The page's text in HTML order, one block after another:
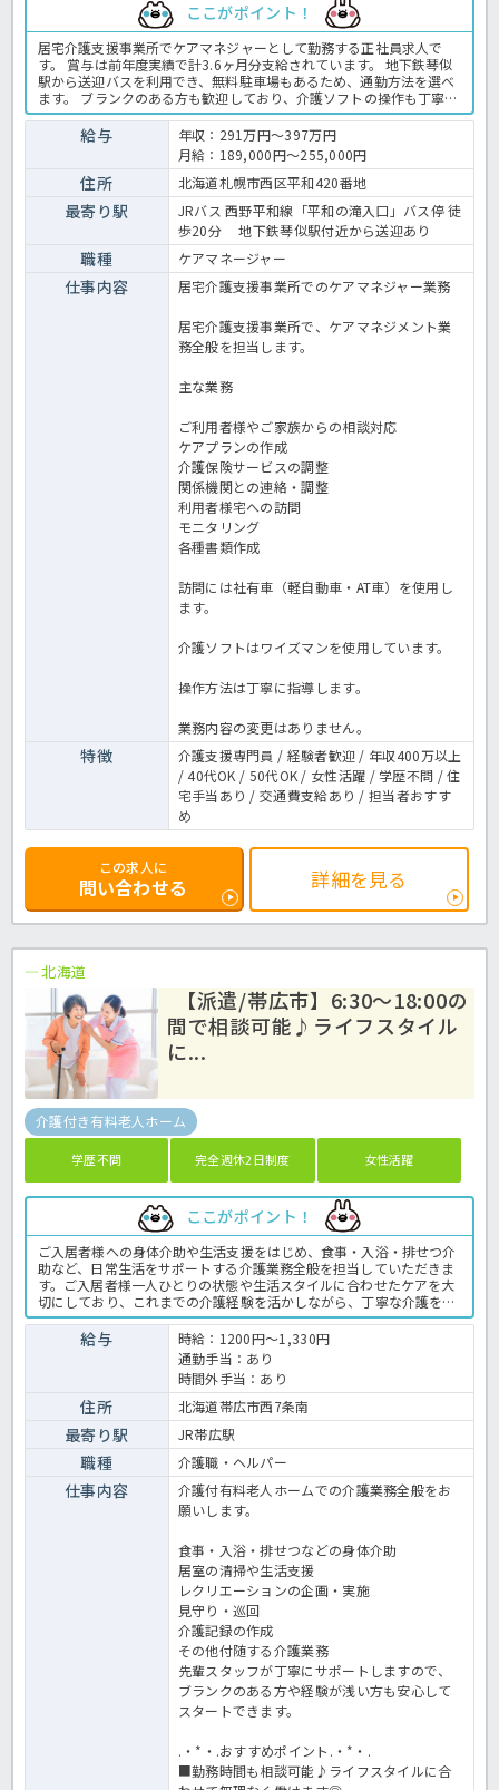
ここがポイント！
居宅介護支援事業所でケアマネジャーとして勤務する正社員求人で
す。 賞与は前年度実績で計3.6ヶ月分支給されています。 地下鉄琴似
駅から送迎バスを利用でき、無料駐車場もあるため、通勤方法を選べ
ます。 ブランクのある方も歓迎しており、介護ソフトの操作も丁寧に
教えてもらえる環境です。 ご利用者様やご家族の相談に寄り添い、ケ
アプラン作成やサービス調整を担当します。 年間休日は114日あり、
時間外勤務もありません。 地下鉄琴似駅から送迎バスを利用できるほ
か、無料駐車場も完備しています。 ブランクがある方も応募できます
ので、新しい環境で再スタートしたい方にもおすすめです。 ＜ケアマ
ネジャー 正職員 老健の求人＞
給与
年収：291万円～397万円
月給：189,000円～255,000円
住所 北海道札幌市西区平和420番地
最寄り駅
JRバス 西野平和線「平和の滝入口」バス停 徒
歩20分 地下鉄琴似駅付近から送迎あり
職種 ケアマネージャー
仕事内容 居宅介護支援事業所でのケアマネジャー業務
居宅介護支援事業所で、ケアマネジメント業
務全般を担当します。
主な業務
ご利用者様やご家族からの相談対応
ケアプランの作成
介護保険サービスの調整
関係機関との連絡・調整
利用者様宅への訪問
モニタリング
各種書類作成
訪問には社有車（軽自動車・AT車）を使用し
ます。
介護ソフトはワイズマンを使用しています。
操作方法は丁寧に指導します。
業務内容の変更はありません。
特徴
介護支援専門員 / 経験者歓迎 / 年収400万以上
/ 40代OK / 50代OK / 女性活躍 / 学歴不問 / 住
宅手当あり / 交通費支給あり / 担当者おすす
め
この求人に
問い合わせる 詳細を見る
北海道
【派遣/帯広市】6:30～18:00の
間で相談可能♪ライフスタイル
に...
介護付き有料老人ホーム
学歴不問 完全週休2日制度 女性活躍
ここがポイント！
ご入居者様への身体介助や生活支援をはじめ、食事・入浴・排せつ介
助など、日常生活をサポートする介護業務全般を担当していただきま
す。ご入居者様一人ひとりの状態や生活スタイルに合わせたケアを大
切にしており、これまでの介護経験を活かしながら、丁寧な介護を実
践できる環境です。運営法人は、北海道内で介護・福祉サービスを幅
広く展開する大手グループ♪安定した法人基盤のもと、安心して長く
働きたい方にもおすすめです。施設ではスタッフ同士が連携しなが
ら、ご入居者様が安心して快適に過ごせるようサポートしています。
経験の浅い方やブランクのある方も、これまでの経験や資格を活かし
て働きたい方はぜひお気軽にお問い合わせください！有料老人ホーム
での介護業務全般です。＜介護職員 派遣 有料老人ホームの求人＞
給与
時給：1200円～1,330円
通勤手当：あり
時間外手当：あり
住所 北海道帯広市西7条南
最寄り駅 JR帯広駅
職種 介護職・ヘルパー
仕事内容
介護付有料老人ホームでの介護業務全般をお
願いします。
食事・入浴・排せつなどの身体介助
居室の清掃や生活支援
レクリエーションの企画・実施
見守り・巡回
介護記録の作成
その他付随する介護業務
先輩スタッフが丁寧にサポートしますので、
ブランクのある方や経験が浅い方も安心して
スタートできます。
.・*・.おすすめポイント.・*・.
■勤務時間も相談可能♪ライフスタイルに合